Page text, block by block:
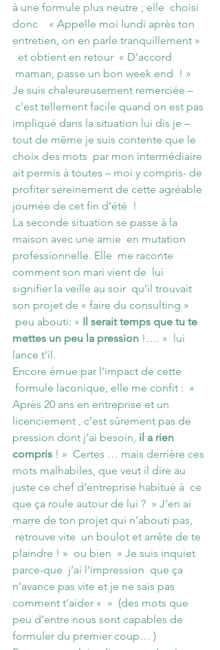
à une formule plus neutre ; elle  choisi
donc    « Appelle moi lundi après ton
entretien, on en parle tranquillement »
et obtient en retour  « D’accord
maman, passe un bon week end  ! »
Je suis chaleureusement remerciée –
c’est tellement facile quand on est pas
impliqué dans la situation lui dis je –
tout de même je suis contente que le
choix des mots  par mon intermédiaire
ait permis à toutes – moi y compris- de
profiter sereinement de cette agréable
journée de cet fin d’été  !
La seconde situation se passe à la
maison avec une amie  en mutation
professionnelle. Elle  me raconte
comment son mari vient de  lui
signifier la veille au soir  qu’il trouvait
son projet de « faire du consulting »
peu abouti: » Il serait temps que tu te
mettes un peu la pression !…. »  lui
lance t’il.
Encore émue par l’impact de cette
formule laconique, elle me confit :  »
Après 20 ans en entreprise et un
licenciement , c’est sûrement pas de
pression dont j’ai besoin, il a rien
compris ! »  Certes … mais derrière ces
mots malhabiles, que veut il dire au
juste ce chef d’entreprise habitué à  ce
que ça roule autour de lui ?  » J’en ai
marre de ton projet qui n’abouti pas,
retrouve vite  un boulot et arrête de te
plaindre ! »  ou bien  » Je suis inquiet
parce-que  j’ai l’impression  que ça
n’avance pas vite et je ne sais pas
comment t’aider «  »  (des mots que
peu d’entre nous sont capables de
formuler du premier coup… )